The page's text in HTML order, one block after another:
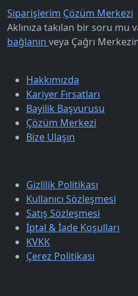
Siparişlerim Çözüm Merkezi
Aklınıza takılan bir soru mu
bağlanın veya Çağrı
Hakkımızda
Kariyer Fırsatları
Bayilik Başvurusu
Çözüm Merkezi
Bize Ulaşın
Gizlilik Politikası
Kullanıcı Sözleşmesi
Satış Sözleşmesi
İptal & İade Koşulları
KVKK
Çerez Politikası